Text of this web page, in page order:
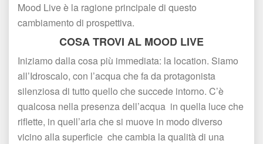
Mood Live è la ragione principale di questo
cambiamento di prospettiva.
COSA TROVI AL MOOD LIVE
Iniziamo dalla cosa più immediata: la location. Siamo
all’Idroscalo, con l’acqua che fa da protagonista
ilenziosa di tutto quello che succede intorno. C’è
qualcosa nella presenza dell’acqua in quella luce che
riflette, in quell’aria che si muove in modo diverso
vicino alla superficie che cambia la qualità di una